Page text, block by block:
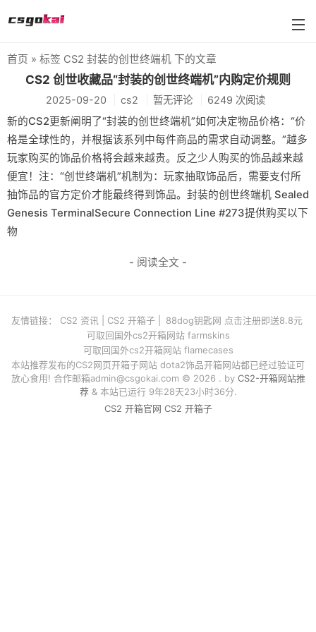
farmskins
88dog
flamecases
88hash-jp
首页 » 标签 CS2 封装的创世终端机 下的文章
CS2 创世收藏品“封装的创世终端机”内购定价规则
2025-09-20 cs2 暂无评论 6249 次阅读
新的CS2更新阐明了“封装的创世终端机”如何决定物品价格：“价
格是全球性的，并根据该系列中每件商品的需求自动调整。”越多
玩家购买的饰品价格将会越来越贵。反之少人购买的饰品越来越
便宜！注：“创世终端机”机制为：玩家抽取饰品后，需要支付所
抽饰品的官方定价才能最终得到饰品。封装的创世终端机 Sealed
Genesis TerminalSecure Connection Line #273提供购买以下
物
- 阅读全文 -
友情链接： CS2 资讯 CS2 开箱子
88dog钥匙网 点击注册即送8.8元
可取回国外cs2开箱网站 farmskins
可取回国外cs2开箱网站 flamecases
本站推荐发布的CS2网页开箱子网站 dota2饰品开箱网站都已经过验证可
放心食用! 合作邮箱admin@csgokai.com© 2026 . by CS2-开箱网站推
荐& 本站已运行 9年28天23小时36分.
CS2 开箱官网 CS2 开箱子